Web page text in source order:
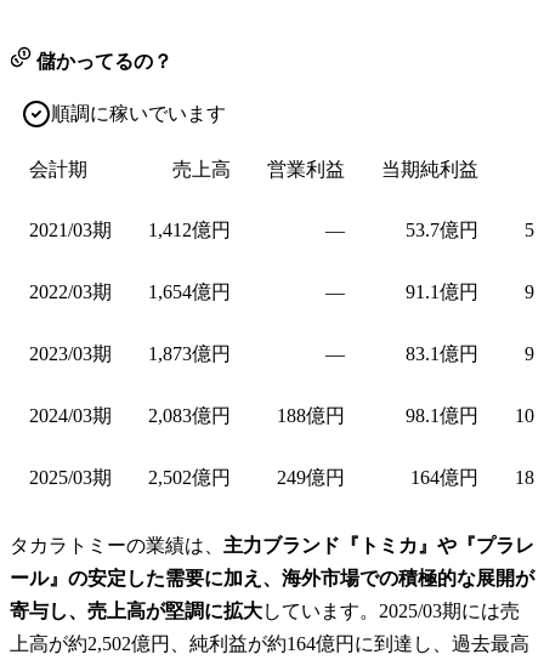
儲かってるの？
順調に稼いでいます
会計期 売上高 営業利益 当期純利益
2021/03期 1,412億円 — 53.7億円
2022/03期 1,654億円 — 91.1億円
2023/03期 1,873億円 — 83.1億円
2024/03期 2,083億円 188億円 98.1億円
2025/03期 2,502億円 249億円 164億円
タカラトミーの業績は、 主力ブランド『トミカ』や『プラレ
ール』の安定した需要に加え、海外市場での積極的な展開が
寄与し、売上高が堅調に拡大しています。2025/03期には売
上高が約2,502億円、純利益が約164億円に到達し、過去最高